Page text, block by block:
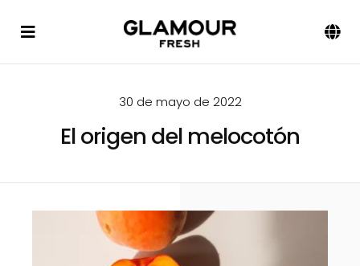
Toggle
Navigation
Productos
Método
30 de mayo de 2022
El origen del melocotón